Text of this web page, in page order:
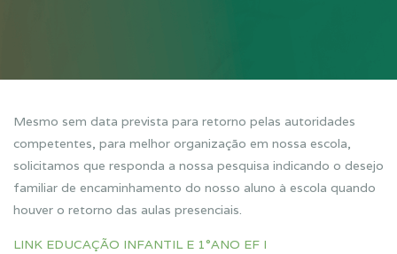
Mesmo sem data prevista para retorno pelas autoridades
competentes, para melhor organização em nossa escola,
solicitamos que responda a nossa pesquisa indicando o desejo
familiar de encaminhamento do nosso aluno à escola quando
houver o retorno das aulas presenciais.
LINK EDUCAÇÃO INFANTIL E 1°ANO EF I